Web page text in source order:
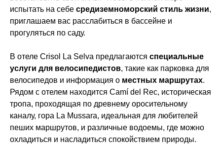
испытать на себе средиземноморский стиль жизни,
приглашаем вас расслабиться в бассейне и
прогуляться по саду.
В отеле Crisol La Selva предлагаются специальные
услуги для велосипедистов, такие как парковка для
велосипедов и информация о местных маршрутах.
Рядом с отелем находится Camí del Rec, историческая
тропа, проходящая по древнему оросительному
каналу, гора La Mussara, идеальная для любителей
пеших маршрутов, и различные водоемы, где можно
охладиться и насладиться спокойствием природы.